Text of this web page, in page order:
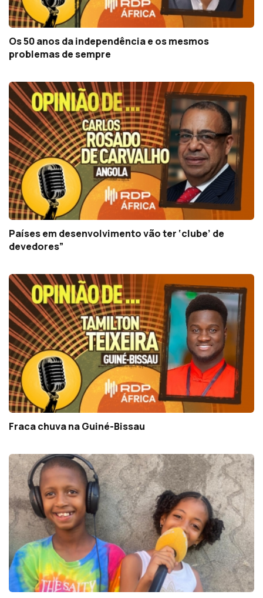
Os 50 anos da independência e os mesmos
problemas de sempre
Países em desenvolvimento vão ter ‘clube’ de
devedores”
Fraca chuva na Guiné-Bissau